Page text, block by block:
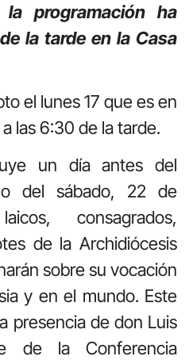
programación ha
la tarde en la Casa
el lunes 17 que es en
las 6:30 de la tarde.
un día antes del
del sábado, 22 de
consagrados,
de la Archidiócesis
sobre su vocación
y en el mundo. Este
presencia de don Luis
de la Conferencia